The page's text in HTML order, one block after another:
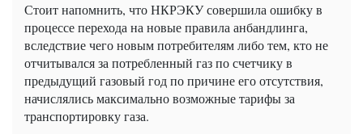
Стоит напомнить, что НКРЭКУ совершила ошибку в
процессе перехода на новые правила анбандлинга,
вследствие чего новым потребителям либо тем, кто не
отчитывался за потребленный газ по счетчику в
предыдущий газовый год по причине его отсутствия,
начислялись максимально возможные тарифы за
транспортировку газа.